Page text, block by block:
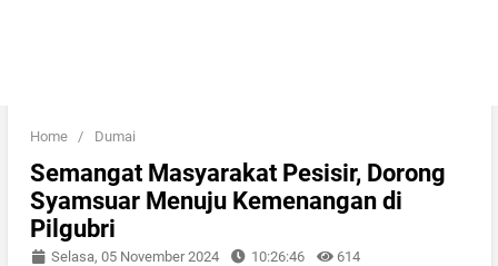
Home / Dumai
Semangat Masyarakat Pesisir, Dorong
Syamsuar Menuju Kemenangan di
Pilgubri
Selasa, 05 November 2024 10:26:46 614